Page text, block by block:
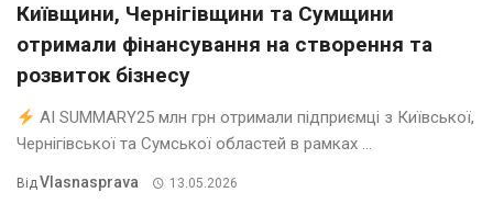
Київщини, Чернігівщини та Сумщини
отримали фінансування на створення та
розвиток бізнесу
AI SUMMARY25 млн грн отримали підприємці з Київської,
Чернігівської та Сумської областей в рамках ...
ВідVlasnasprava 13.05.2026